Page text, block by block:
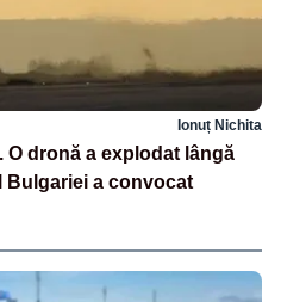
Ionuț Nichita
O dronă a explodat lângă
Bulgariei a convocat